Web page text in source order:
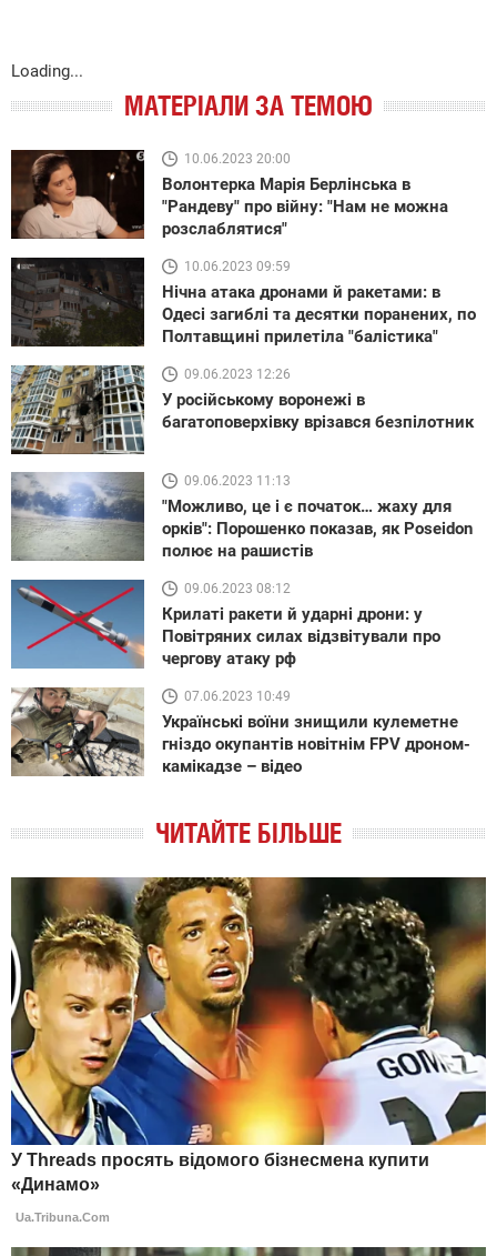
Loading...
МАТЕРІАЛИ ЗА ТЕМОЮ
10.06.2023 20:00
Волонтерка Марія Берлінська в
"Рандеву" про війну: "Нам не можна
розслаблятися"
10.06.2023 09:59
Нічна атака дронами й ракетами: в
Одесі загиблі та десятки поранених, по
Полтавщині прилетіла "балістика"
09.06.2023 12:26
У російському воронежі в
багатоповерхівку врізався безпілотник
09.06.2023 11:13
"Можливо, це і є початок… жаху для
орків": Порошенко показав, як Poseidon
полює на рашистів
09.06.2023 08:12
Крилаті ракети й ударні дрони: у
Повітряних силах відзвітували про
чергову атаку рф
07.06.2023 10:49
Українські воїни знищили кулеметне
гніздо окупантів новітнім FPV дроном-
камікадзе – відео
ЧИТАЙТЕ БІЛЬШЕ